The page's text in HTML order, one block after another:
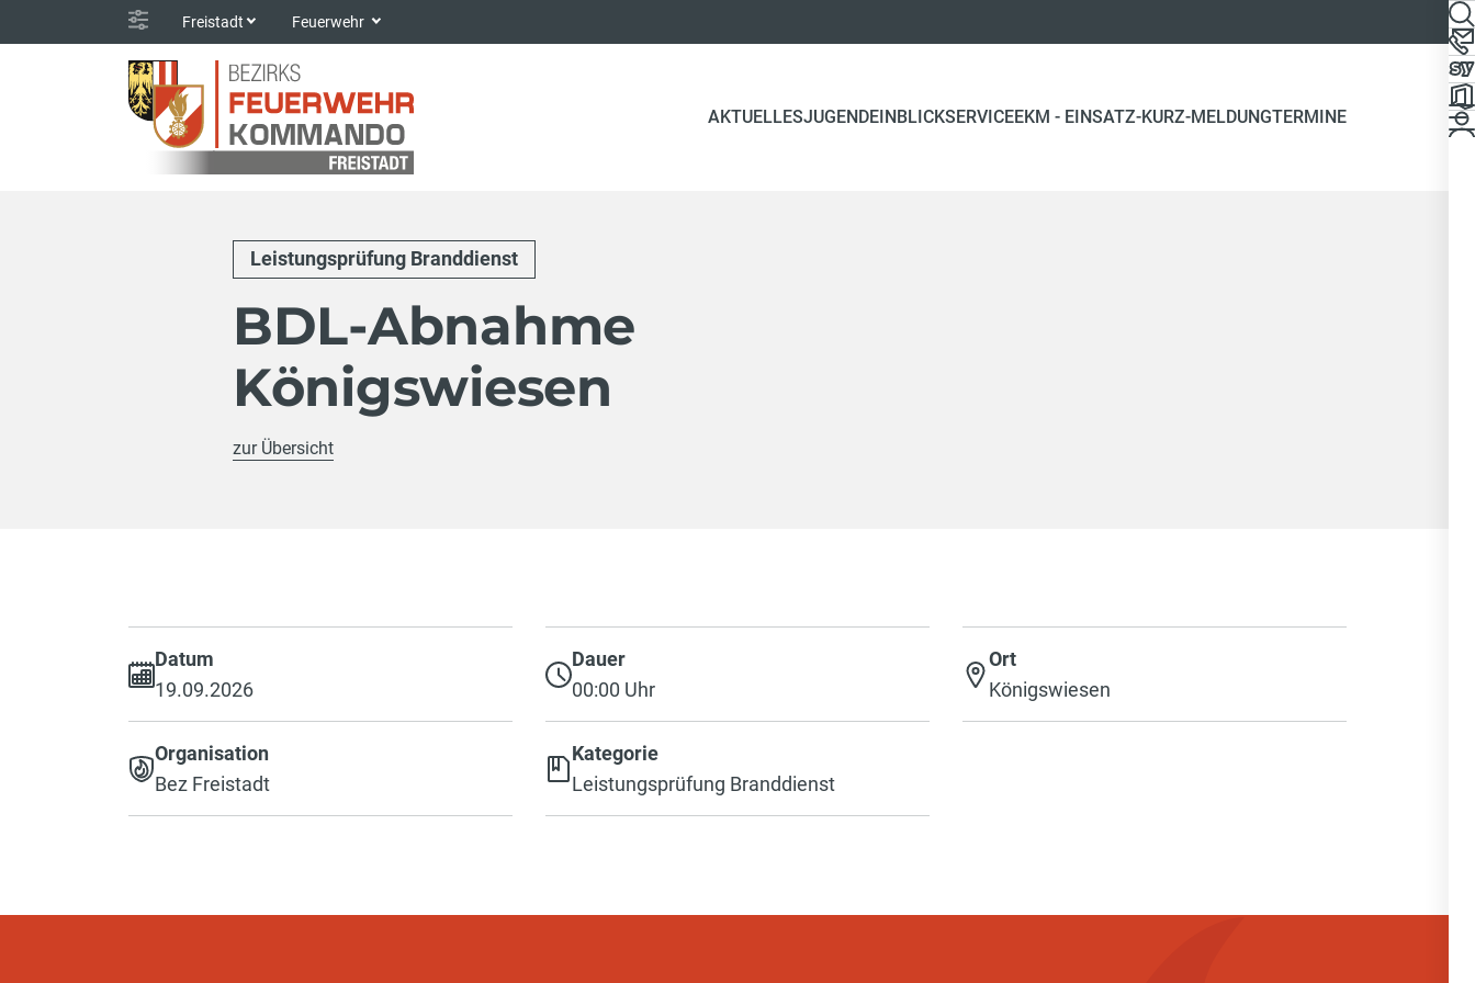
Freistadt Feuerwehr
AKTUELLESJUGENDEINBLICKSERVICEEKM - EINSATZ-KURZ-MELDUNGTERMINE(CURRENT)
Leistungsprüfung Branddienst
BDL-Abnahme
Königswiesen
zur Übersicht
Datum
19.09.2026
Dauer
00:00 Uhr
Ort
Königswiesen
Organisation
Bez Freistadt
Kategorie
Leistungsprüfung Branddienst